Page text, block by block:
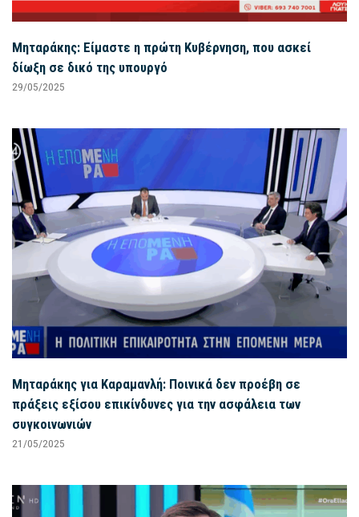
Μηταράκης: Είμαστε η πρώτη Κυβέρνηση, που ασκεί
δίωξη σε δικό της υπουργό
29/05/2025
Μηταράκης για Καραμανλή: Ποινικά δεν προέβη σε
πράξεις εξίσου επικίνδυνες για την ασφάλεια των
συγκοινωνιών
21/05/2025